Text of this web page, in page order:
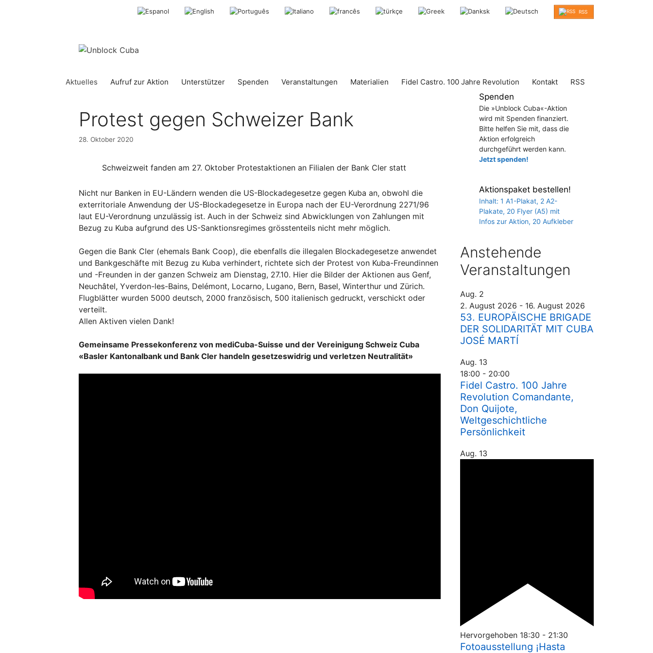
RSS
Aktuelles Aufruf zur Aktion Unterstützer Spenden Veranstaltungen Materialien Fidel Castro. 100 Jahre Revolution Kontakt RSS
Protest gegen Schweizer Bank
28. Oktober 2020
Schweizweit fanden am 27. Oktober Protestaktionen an Filialen der Bank Cler statt
Nicht nur Banken in EU-Ländern wenden die US-Blockadegesetze gegen Kuba an, obwohl die
exterritoriale Anwendung der US-Blockadegesetze in Europa nach der EU-Verordnung 2271/96
laut EU-Verordnung unzulässig ist. Auch in der Schweiz sind Abwicklungen von Zahlungen mit
Bezug zu Kuba aufgrund des US-Sanktionsregimes grösstenteils nicht mehr möglich.
Gegen die Bank Cler (ehemals Bank Coop), die ebenfalls die illegalen Blockadegesetze anwendet
und Bankgeschäfte mit Bezug zu Kuba verhindert, richtete sich der Protest von Kuba-Freundinnen
und -Freunden in der ganzen Schweiz am Dienstag, 27.10. Hier die Bilder der Aktionen aus Genf,
Neuchâtel, Yverdon-les-Bains, Delémont, Locarno, Lugano, Bern, Basel, Winterthur und Zürich.
Flugblätter wurden 5000 deutsch, 2000 französisch, 500 italienisch gedruckt, verschickt oder
verteilt.
Allen Aktiven vielen Dank!
Gemeinsame Pressekonferenz von mediCuba-Suisse und der Vereinigung Schweiz Cuba
«Basler Kantonalbank und Bank Cler handeln gesetzeswidrig und verletzen Neutralität»
Spenden
Die »Unblock Cuba«-Aktion
wird mit Spenden finanziert.
Bitte helfen Sie mit, dass die
Aktion erfolgreich
durchgeführt werden kann.
Jetzt spenden!
Aktionspaket bestellen!
Inhalt: 1 A1-Plakat, 2 A2-
Plakate, 20 Flyer (A5) mit
Infos zur Aktion, 20 Aufkleber
Anstehende
Veranstaltungen
Aug. 2
2. August 2026 - 16. August 2026
53. EUROPÄISCHE BRIGADE
DER SOLIDARITÄT MIT CUBA
JOSÉ MARTÍ
Aug. 13
18:00 - 20:00
Fidel Castro. 100 Jahre
Revolution Comandante,
Don Quijote,
Weltgeschichtliche
Persönlichkeit
Aug. 13
Hervorgehoben 18:30 - 21:30
Fotoausstellung ¡Hasta